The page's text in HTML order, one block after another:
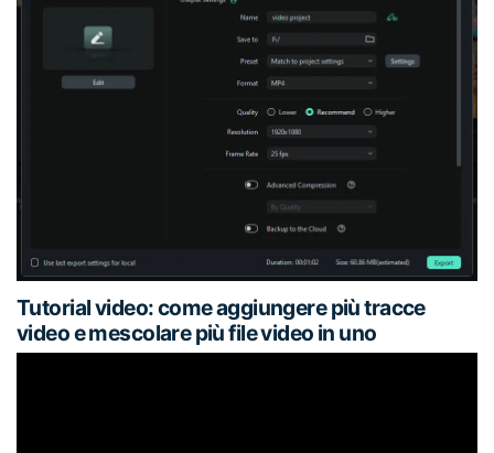
Tutorial video: come aggiungere più tracce
video e mescolare più file video in uno